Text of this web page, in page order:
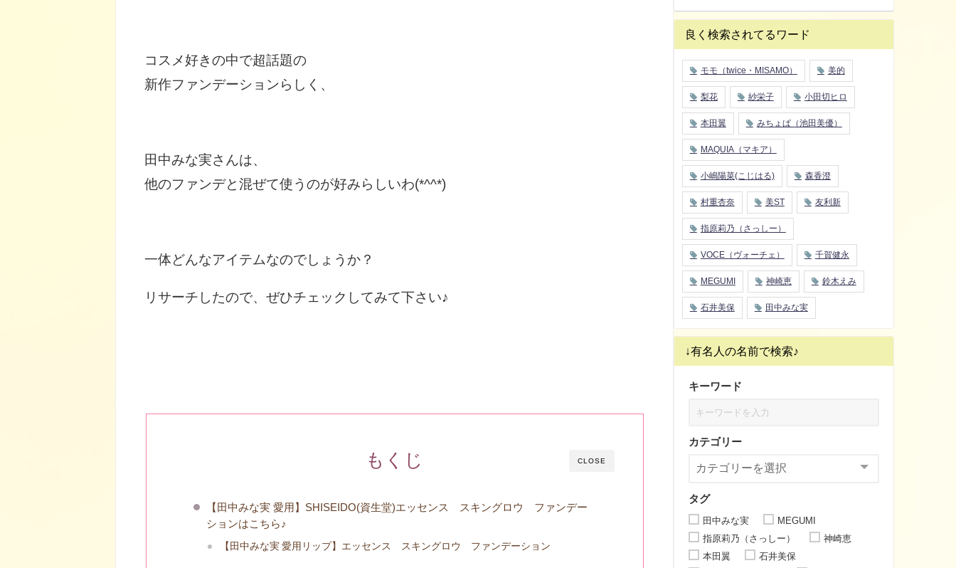
コスメ好きの中で超話題の
新作ファンデーションらしく、
田中みな実さんは、
他のファンデと混ぜて使うのが好みらしいわ(*^^*)
一体どんなアイテムなのでしょうか？
リサーチしたので、ぜひチェックしてみて下さい♪
CLOSE
もくじ
【田中みな実 愛用】SHISEIDO(資生堂)エッセンス スキングロウ ファンデー
ションはこちら♪
【田中みな実 愛用リップ】エッセンス スキングロウ ファンデーション
良く検索されてるワード
モモ（twice・MISAMO） 美的
梨花 紗栄子 小田切ヒロ
本田翼 みちょぱ（池田美優）
MAQUIA（マキア）
小嶋陽菜(こじはる) 森香澄
村重杏奈 美ST 友利新
指原莉乃（さっしー）
VOCE（ヴォーチェ） 千賀健永
MEGUMI 神崎恵 鈴木えみ
石井美保 田中みな実
↓有名人の名前で検索♪
キーワード
カテゴリー
タグ
田中みな実
MEGUMI
指原莉乃（さっしー）
神崎恵
本田翼
石井美保